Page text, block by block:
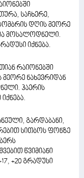
საჩხერე,
დღის მეორე
მოსალოდნელი.
იქნება.
რაიონებში
მეორე ნახევრიდან
ჰაერის
გარდაბანი,
სითბოს ფონზე
წვიმიანი
+20 გრადუსი